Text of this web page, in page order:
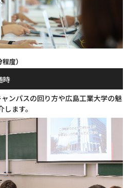
程度）
時
ンパスの回り方や広島工業大学の魅
ます。